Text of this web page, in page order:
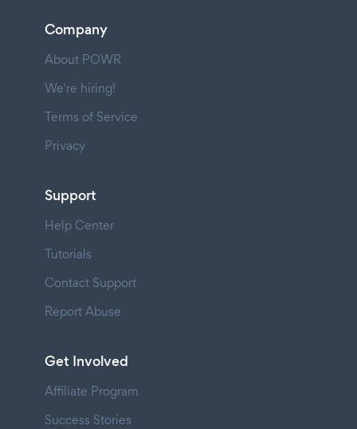
Company
About POWR
We're hiring!
Terms of Service
Privacy
Support
Help Center
Tutorials
Contact Support
Report Abuse
Get Involved
Affiliate Program
Success Stories